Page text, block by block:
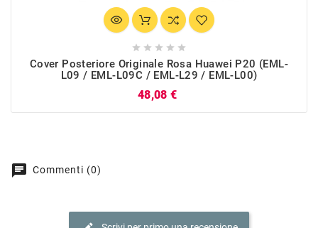
    
Cover Posteriore Originale Rosa Huawei P20 (EML-
L09 / EML-L09C / EML-L29 / EML-L00)
48,08 €
chat Commenti (0)